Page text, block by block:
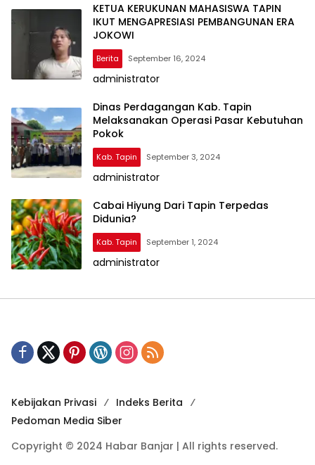
KETUA KERUKUNAN MAHASISWA TAPIN
IKUT MENGAPRESIASI PEMBANGUNAN ERA
JOKOWI
Berita September 16, 2024
administrator
Dinas Perdagangan Kab. Tapin
Melaksanakan Operasi Pasar Kebutuhan
Pokok
Kab. Tapin September 3, 2024
administrator
Cabai Hiyung Dari Tapin Terpedas
Didunia?
Kab. Tapin September 1, 2024
administrator
Kebijakan Privasi
Indeks Berita
Pedoman Media Siber
Copyright © 2024 Habar Banjar | All rights reserved.